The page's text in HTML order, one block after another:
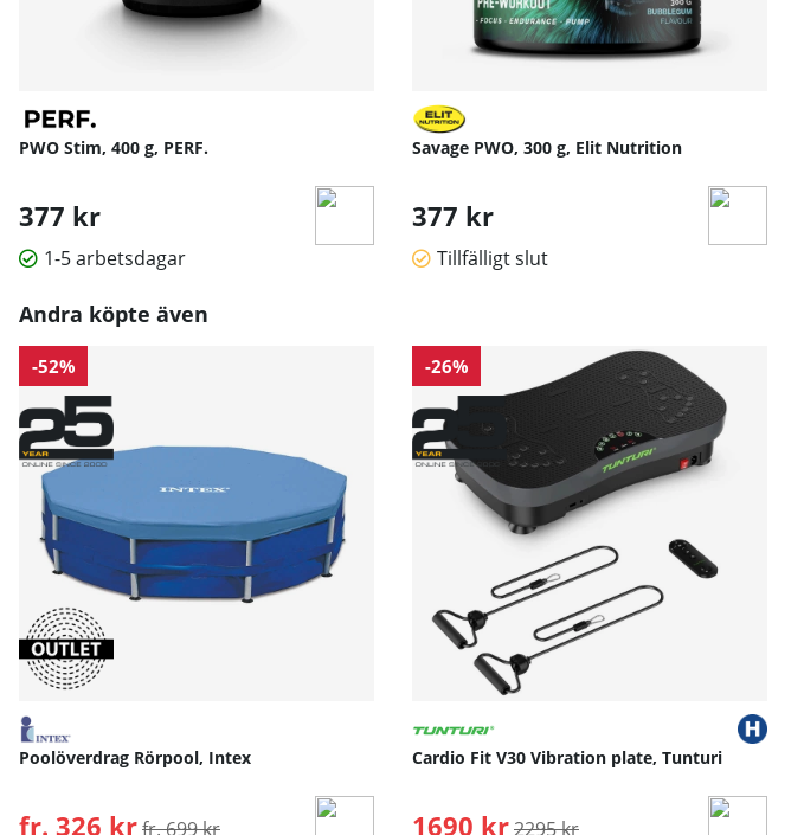
PWO Stim, 400 g, PERF.
377 kr
1-5 arbetsdagar
Savage PWO, 300 g, Elit Nutrition
377 kr
Tillfälligt slut
Andra köpte även
-52%
Poolöverdrag Rörpool, Intex
fr. 326 krOrdinarie pris:
fr. 699 kr
-26%
Cardio Fit V30 Vibration plate, Tunturi
1690 kr Ordinarie pris:
2295 kr